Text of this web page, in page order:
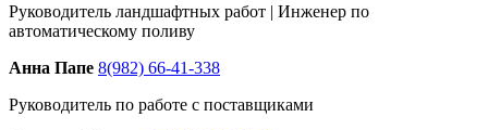
Руководитель ландшафтных работ | Инженер по
автоматическому поливу
Анна Папе 8(982) 66-41-338
Руководитель по работе с поставщиками